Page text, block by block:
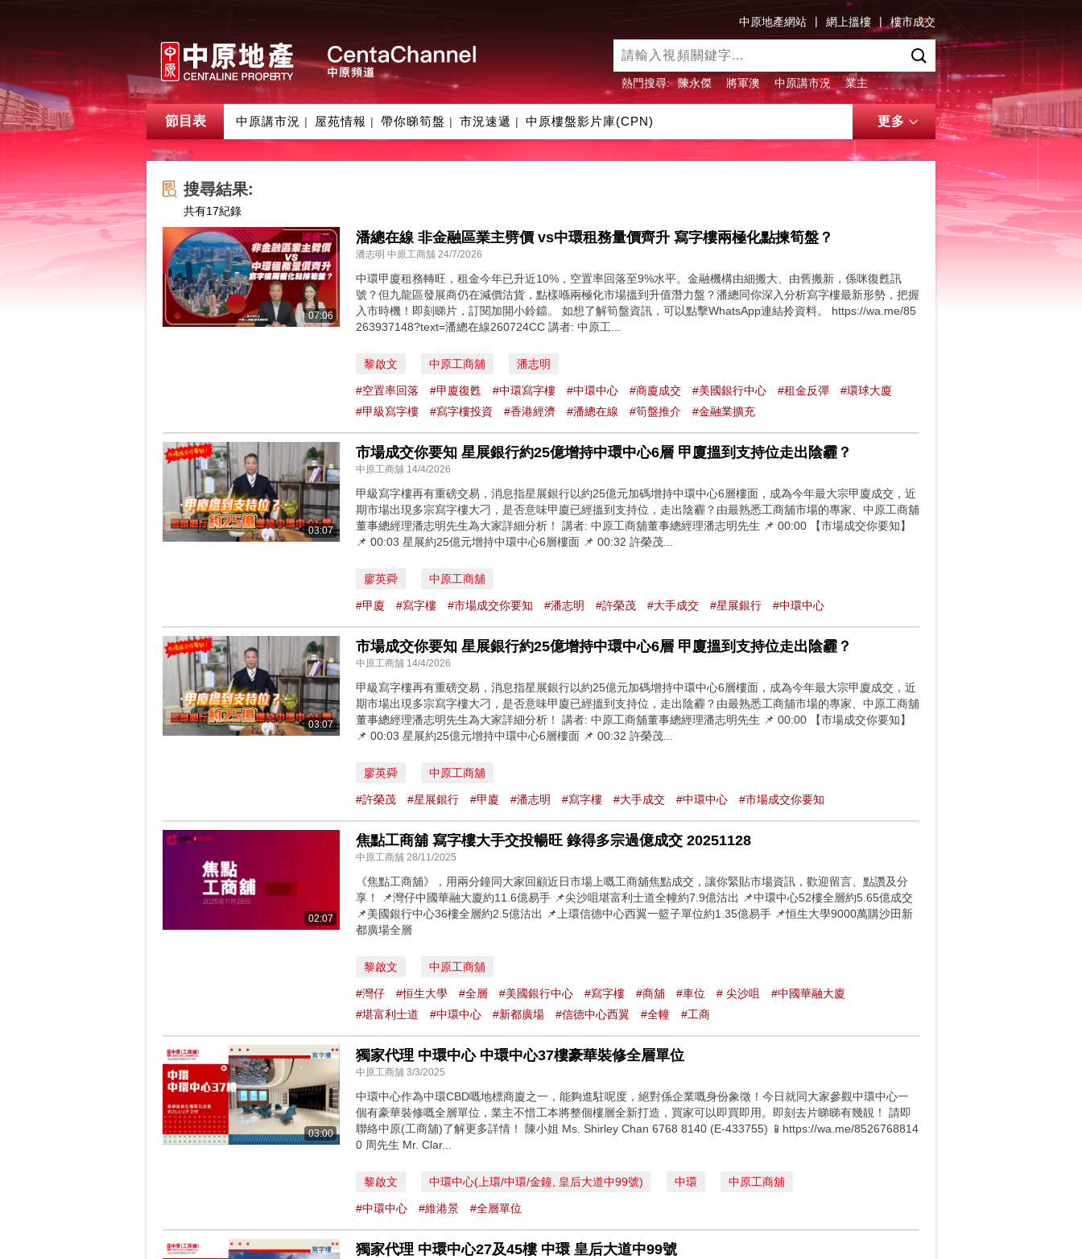
中原地產網站 | 網上搵樓 | 樓市成交
熱門搜尋: 陳永傑 將軍澳 中原講市況 業主
節目表 中原講市況 | 屋苑情報 | 帶你睇筍盤 | 市況速遞 | 中原樓盤影片庫(CPN) 更多
搜尋結果:
共有17紀錄
07:06
潘總在線 非金融區業主劈價 vs中環租務量價齊升 寫字樓兩極化點揀筍盤？
潘志明 中原工商舖 24/7/2026
中環甲廈租務轉旺，租金今年已升近10%，空置率回落至9%水平。金融機構由細搬大、由舊搬新，係咪復甦訊
號？但九龍區發展商仍在減價沽貨，點樣喺兩極化市場搵到升值潛力盤？潘總同你深入分析寫字樓最新形勢，把握
入市時機！即刻睇片，訂閱加開小鈴鐺。 如想了解筍盤資訊，可以點擊WhatsApp連結拎資料。 https://wa.me/85
263937148?text=潘總在線260724CC 講者: 中原工...
黎啟文 中原工商舖 潘志明
#空置率回落 #甲廈復甦 #中環寫字樓 #中環中心 #商廈成交 #美國銀行中心 #租金反彈
#環球大廈
#甲級寫字樓
#寫字樓投資 #香港經濟 #潘總在線 #筍盤推介 #金融業擴充
03:07
市場成交你要知 星展銀行約25億增持中環中心6層 甲廈搵到支持位走出陰霾？
中原工商舖 14/4/2026
甲級寫字樓再有重磅交易，消息指星展銀行以約25億元加碼增持中環中心6層樓面，成為今年最大宗甲廈成交，近
期市場出現多宗寫字樓大刁，是否意味甲廈已經搵到支持位，走出陰霾？由最熟悉工商舖市場的專家、中原工商舖
董事總經理潘志明先生為大家詳細分析！ 講者: 中原工商舖董事總經理潘志明先生 📌 00:00 【市場成交你要知】
📌 00:03 星展約25億元增持中環中心6層樓面 📌 00:32 許榮茂...
廖英舜 中原工商舖
#甲廈 #寫字樓 #市場成交你要知 #潘志明 #許榮茂 #大手成交 #星展銀行 #中環中心
03:07
市場成交你要知 星展銀行約25億增持中環中心6層 甲廈搵到支持位走出陰霾？
中原工商舖 14/4/2026
甲級寫字樓再有重磅交易，消息指星展銀行以約25億元加碼增持中環中心6層樓面，成為今年最大宗甲廈成交，近
期市場出現多宗寫字樓大刁，是否意味甲廈已經搵到支持位，走出陰霾？由最熟悉工商舖市場的專家、中原工商舖
董事總經理潘志明先生為大家詳細分析！ 講者: 中原工商舖董事總經理潘志明先生 📌 00:00 【市場成交你要知】
📌 00:03 星展約25億元增持中環中心6層樓面 📌 00:32 許榮茂...
廖英舜 中原工商舖
#許榮茂 #星展銀行 #甲廈 #潘志明 #寫字樓 #大手成交 #中環中心 #市場成交你要知
02:07
焦點工商舖 寫字樓大手交投暢旺 錄得多宗過億成交 20251128
中原工商舖 28/11/2025
《焦點工商舖》，用兩分鐘同大家回顧近日市場上嘅工商舖焦點成交，讓你緊貼市場資訊，歡迎留言、點讚及分
享！ 📌灣仔中國華融大廈約11.6億易手 📌尖沙咀堪富利士道全幢約7.9億沽出 📌中環中心52樓全層約5.65億成交
📌美國銀行中心36樓全層約2.5億沽出 📌上環信德中心西翼一籃子單位約1.35億易手 📌恒生大學9000萬購沙田新
都廣場全層
黎啟文 中原工商舖
#灣仔 #恒生大學 #全層 #美國銀行中心 #寫字樓 #商舖 #車位 # 尖沙咀
#中國華融大廈
#堪富利士道
#中環中心 #新都廣場 #信德中心西翼 #全幢 #工商
03:00
獨家代理 中環中心 中環中心37樓豪華裝修全層單位
中原工商舖 3/3/2025
中環中心作為中環CBD嘅地標商廈之一，能夠進駐呢度，絕對係企業嘅身份象徵！今日就同大家參觀中環中心一
個有豪華裝修嘅全層單位，業主不惜工本將整個樓層全新打造，買家可以即買即用。即刻去片睇睇有幾靚！ 請即
聯絡中原(工商舖)了解更多詳情！ 陳小姐 Ms. Shirley Chan 6768 8140 (E-433755) 📱https://wa.me/8526768814
0 周先生 Mr. Clar...
黎啟文 中環中心(上環/中環/金鐘, 皇后大道中99號) 中環 中原工商舖
#中環中心 #維港景 #全層單位
獨家代理 中環中心27及45樓 中環 皇后大道中99號